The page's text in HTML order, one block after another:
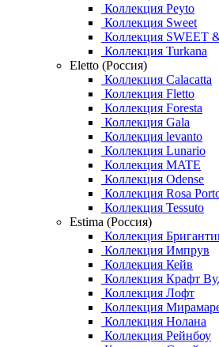
Коллекция Peyto
Коллекция Sweet
Коллекция SWEET
Коллекция Turkana
Eletto (Россия)
Коллекция Calacatta
Коллекция Fletto
Коллекция Foresta
Коллекция Gala
Коллекция levanto
Коллекция Lunario
Коллекция MATE
Коллекция Odense
Коллекция Rosa
Коллекция Tessuto
Estima (Россия)
Коллекция
Коллекция Импрув
Коллекция Кейв
Коллекция Крафт
Коллекция Лофт
Коллекция
Коллекция Нолана
Коллекция Рейнбоу